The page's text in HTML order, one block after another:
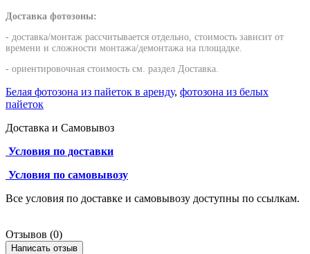
Доставка фотозоны:
- доставка/монтаж рассчитывается отдельно, стоимость зависит от
времени и сложности монтажа/демонтажа на площадке.
- ориентировочная стоимость см. раздел Доставка.
Белая фотозона из пайеток в аренду, фотозона из белых
пайеток
Доставка и Самовывоз
Условия по доставки
Условия по самовывозу
Все условия по доставке и самовывозу доступны по ссылкам.
Отзывов (0)
Написать отзыв